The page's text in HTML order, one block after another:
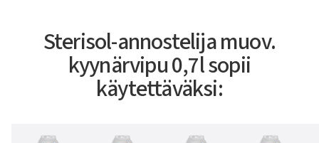
Sterisol-annostelija muov.
kyynärvipu 0,7l sopii
käytettäväksi: